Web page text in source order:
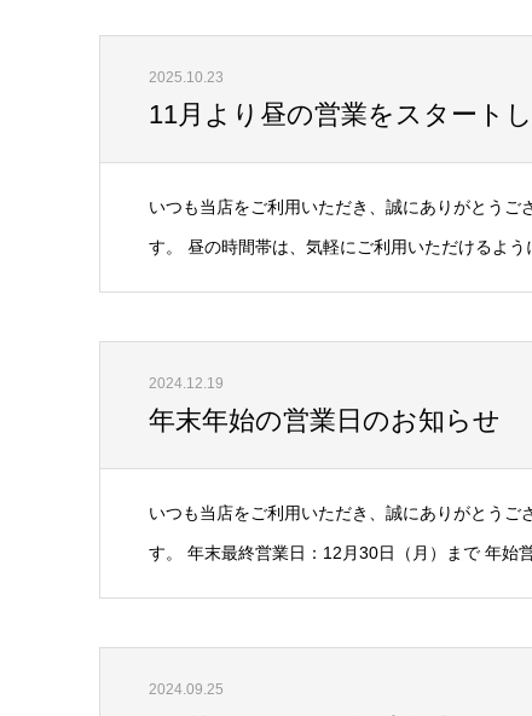
2025.10.23
11月より昼の営業をスタートし
いつも当店をご利用いただき、誠にありがとう
す。 昼の時間帯は、気軽にご利用いただけるよ
2024.12.19
年末年始の営業日のお知らせ
いつも当店をご利用いただき、誠にありがとう
す。 年末最終営業日：12月30日（月）まで 年始
2024.09.25